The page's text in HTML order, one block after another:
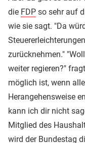
die FDP so sehr auf
wie sie sagt. "Da
zurücknehmen."
weiter regieren?"
möglich ist, wenn
Herangehensweise
kann ich dir nicht
Mitglied des
wird der Bundestag